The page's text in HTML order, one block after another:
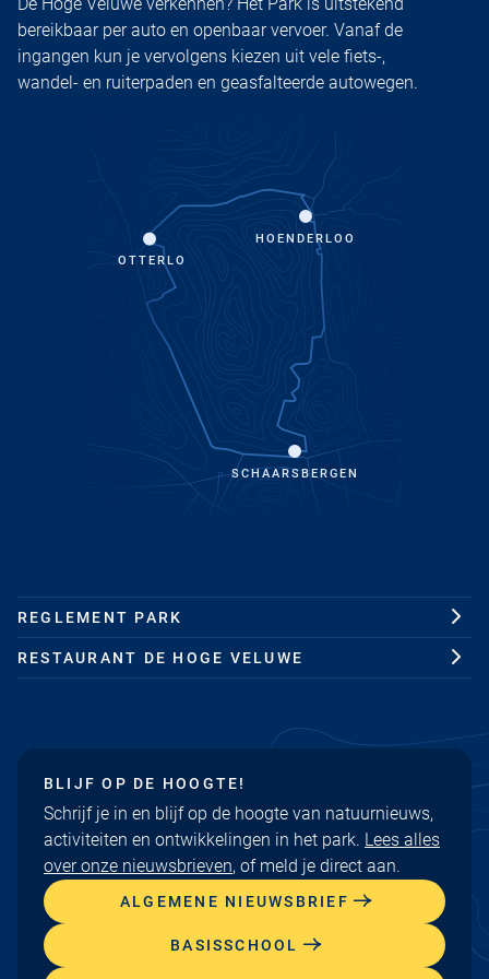
bereikbaar per auto en openbaar vervoer. Vanaf de
ingangen kun je vervolgens kiezen uit vele fiets-,
wandel- en ruiterpaden en geasfalteerde autowegen.
SCHAARSBERGEN
OTTERLO
HOENDERLOO
REGLEMENT PARK
RESTAURANT DE HOGE VELUWE
BLIJF OP DE HOOGTE!
Schrijf je in en blijf op de hoogte van natuurnieuws,
activiteiten en ontwikkelingen in het park. Lees alles
over onze nieuwsbrieven, of meld je direct aan.
ALGEMENE NIEUWSBRIEF
BASISSCHOOL